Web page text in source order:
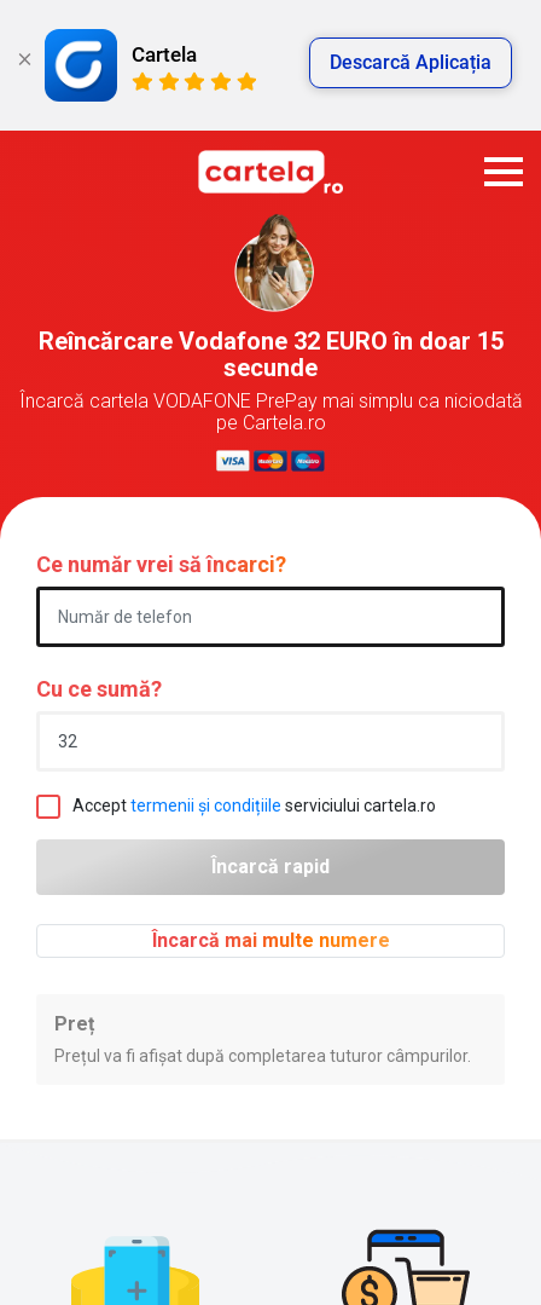
Cartela Descarcă Aplicația
Reîncărcare Vodafone 32 EURO în doar 15
secunde
Încarcă cartela VODAFONE PrePay mai simplu ca niciodată
pe Cartela.ro
Ce număr vrei să încarci?
Cu ce sumă?
Accepttermenii și condițiile serviciului cartela.ro
Încarcă mai multe numere
Preț
Prețul va fi afișat după completarea tuturor câmpurilor.